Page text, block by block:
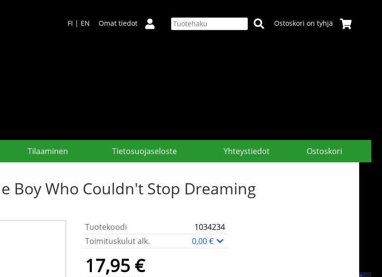
FI | EN Omat tiedot Ostoskori on tyhjä
Tilaaminen Tietosuojaseloste Yhteystiedot Ostoskori
Boy Who Couldn't Stop Dreaming
Tuotekoodi
1034234
Toimituskulut alk.
0,00 €
17,95 €